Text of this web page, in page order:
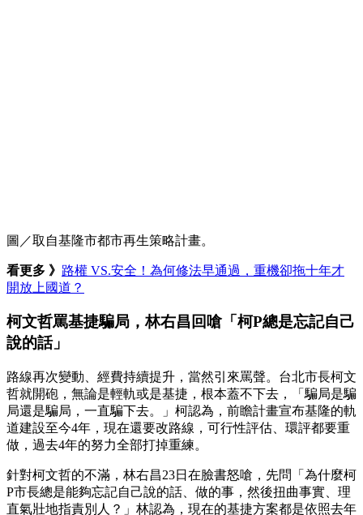
圖／取自基隆市都市再生策略計畫。
看更多 》 路權 VS.安全！為何修法早通過，重機卻拖十年才
開放上國道？
柯文哲罵基捷騙局，林右昌回嗆「柯P總是忘記自己
說的話」
路線再次變動、經費持續提升，當然引來罵聲。台北市長柯文
哲就開砲，無論是輕軌或是基捷，根本蓋不下去，「騙局是騙
局還是騙局，一直騙下去。」柯認為，前瞻計畫宣布基隆的軌
道建設至今4年，現在還要改路線，可行性評估、環評都要重
做，過去4年的努力全部打掉重練。
針對柯文哲的不滿，林右昌23日在臉書怒嗆，先問「為什麼柯
P市長總是能夠忘記自己說的話、做的事，然後扭曲事實、理
直氣壯地指責別人？」林認為，現在的基捷方案都是依照去年